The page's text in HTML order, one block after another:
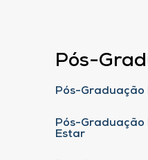
Pós-
Pós-Graduação
Pós-Graduação
Estar